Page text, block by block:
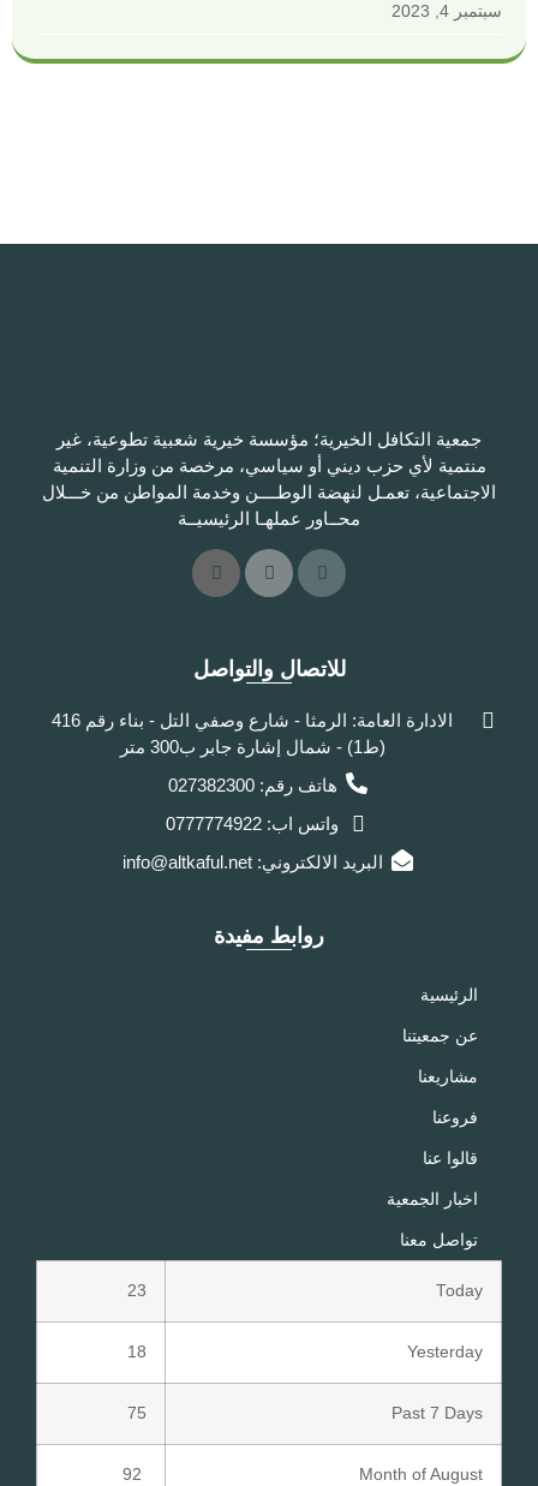
سبتمبر 4, 2023
جمعية التكافل الخيرية؛ مؤسسة خيرية شعبية تطوعية، غير
منتمية لأي حزب ديني أو سياسي، مرخصة من وزارة التنمية
الاجتماعية، تعمـل لنهضة الوطــــن وخدمة المواطن من خـــلال
محــاور عملهـا الرئيسيــة
للاتصال والتواصل
الادارة العامة: الرمثا - شارع وصفي التل - بناء رقم 416
(ط1) - شمال إشارة جابر ب300 متر
هاتف رقم: 027382300
واتس اب: 0777774922
البريد الالكتروني: info@altkaful.net
روابط مفيدة
الرئيسية
عن جمعيتنا
مشاريعنا
فروعنا
قالوا عنا
اخبار الجمعية
تواصل معنا
Today
23
Yesterday
18
Past 7 Days
75
Month of August